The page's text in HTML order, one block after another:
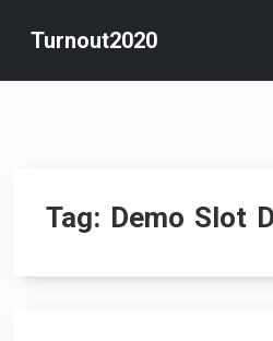
content
Turnout2020
Tag: Demo Slot